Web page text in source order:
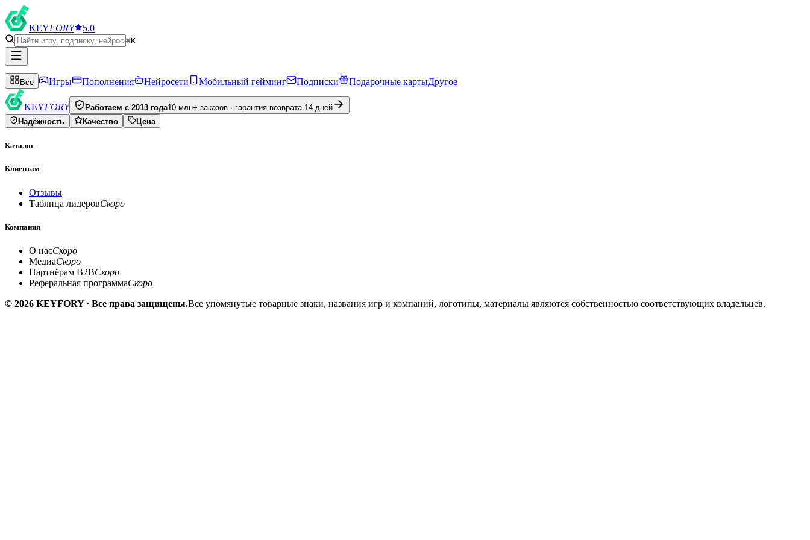
KEYFORY 5.0
⌘K
Все Игры Пополнения Нейросети Мобильный гейминг Подписки Подарочные картыДругое
KEYFORY Работаем с 2013 года10 млн+ заказов · гарантия возврата 14 дней
Надёжность
Качество Цена
Каталог
Клиентам
Отзывы
Таблица лидеровСкоро
Компания
О насСкоро
МедиаСкоро
Партнёрам B2BСкоро
Реферальная программаСкоро
© 2026 KEYFORY · Все права защищены.Все упомянутые товарные знаки, названия игр и компаний, логотипы, материалы являются собственностью соответствующих владельцев.